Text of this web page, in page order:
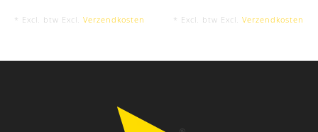
* Excl. btw Excl. Verzendkosten * Excl. btw Excl. Verzendkosten